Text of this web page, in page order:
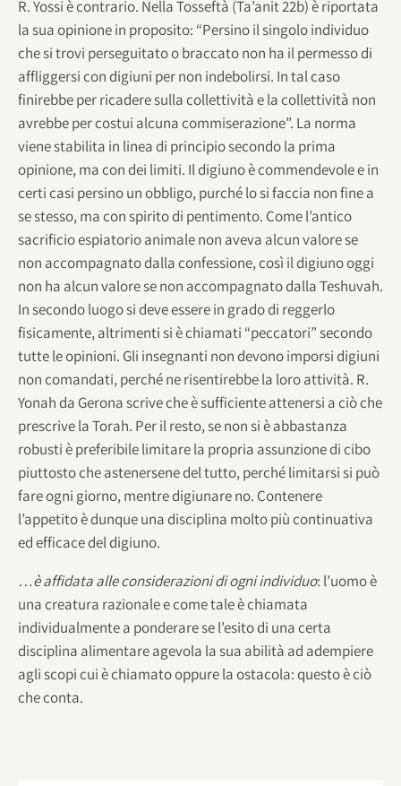
R. Yossi è contrario. Nella Tosseftà (Ta’anit 22b) è riportata
la sua opinione in proposito: “Persino il singolo individuo
che si trovi perseguitato o braccato non ha il permesso di
affliggersi con digiuni per non indebolirsi. In tal caso
finirebbe per ricadere sulla collettività e la collettività non
avrebbe per costui alcuna commiserazione”. La norma
viene stabilita in linea di principio secondo la prima
opinione, ma con dei limiti. Il digiuno è commendevole e in
certi casi persino un obbligo, purché lo si faccia non fine a
se stesso, ma con spirito di pentimento. Come l’antico
sacrificio espiatorio animale non aveva alcun valore se
non accompagnato dalla confessione, così il digiuno oggi
non ha alcun valore se non accompagnato dalla Teshuvah.
In secondo luogo si deve essere in grado di reggerlo
fisicamente, altrimenti si è chiamati “peccatori” secondo
tutte le opinioni. Gli insegnanti non devono imporsi digiuni
non comandati, perché ne risentirebbe la loro attività. R.
Yonah da Gerona scrive che è sufficiente attenersi a ciò che
prescrive la Torah. Per il resto, se non si è abbastanza
robusti è preferibile limitare la propria assunzione di cibo
piuttosto che astenersene del tutto, perché limitarsi si può
fare ogni giorno, mentre digiunare no. Contenere
l’appetito è dunque una disciplina molto più continuativa
ed efficace del digiuno.
…è affidata alle considerazioni di ogni individuo: l’uomo è
una creatura razionale e come tale è chiamata
individualmente a ponderare se l’esito di una certa
disciplina alimentare agevola la sua abilità ad adempiere
agli scopi cui è chiamato oppure la ostacola: questo è ciò
che conta.